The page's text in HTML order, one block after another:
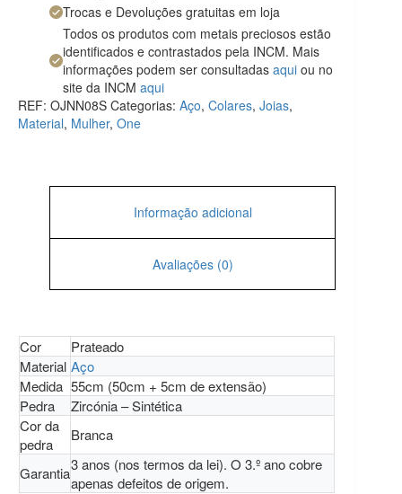
Trocas e Devoluções gratuitas em loja
Todos os produtos com metais preciosos estão
identificados e contrastados pela INCM. Mais
informações podem ser consultadas aqui ou no
site da INCM aqui
REF: OJNN08S Categorias: Aço, Colares, Joias,
Material, Mulher, One
Informação adicional
Avaliações (0)
Cor
Prateado
Material Aço
Medida 55cm (50cm + 5cm de extensão)
Pedra
Zircónia – Sintética
Cor da
pedra
Branca
Garantia3 anos (nos termos da lei). O 3.º ano cobre
apenas defeitos de origem.